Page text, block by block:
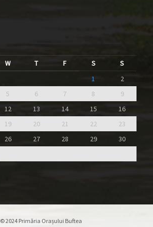
W T F S
S
1
2
5 6 7 8
9
12 13 14 15
16
19 20 21 22
23
26 27 28 29
30
© 2024 Primăria Orașului Buftea